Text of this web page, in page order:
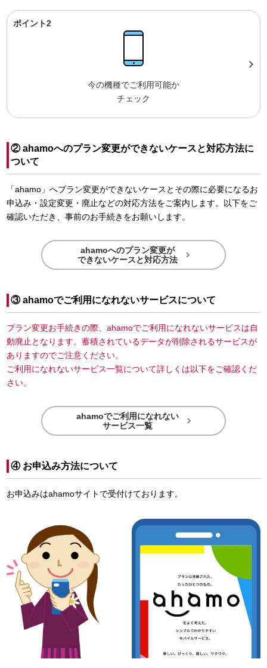
ポイント2
今の機種でご利用可能か
チェック
② ahamoへのプラン変更ができないケースと対応方法に
ついて
「ahamo」へプラン変更ができないケースとその際に必要になるお
申込み・設定変更・廃止などの対応方法をご案内します。以下をご
確認いただき、事前のお手続きをお願いします。
ahamoへのプラン変更が
できないケースと対応方法

③ ahamoでご利用になれないサービスについて
プラン変更お手続きの際、ahamoでご利用になれないサービスは自
動廃止となります。蓄積されているデータが削除されるサービスが
ありますのでご注意ください。
ご利用になれないサービス一覧について詳しくは以下をご確認くだ
さい。
ahamoでご利用になれない
サービス一覧

④ お申込み方法について
お申込みはahamoサイトで受付けております。